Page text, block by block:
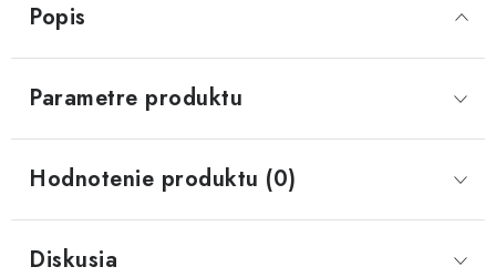
Popis
Parametre produktu
Hodnotenie produktu (0)
Diskusia